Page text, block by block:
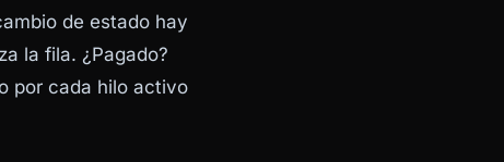
de estado hay
la fila. ¿Pagado?
por cada hilo activo